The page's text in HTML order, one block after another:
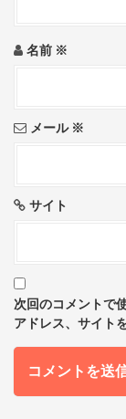
o名前 ※
メール ※
サイト
次回のコメントで
アドレス、サイト